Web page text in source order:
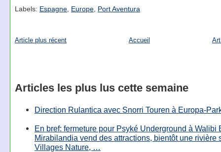
Labels: Espagne, Europe, Port Aventura
Article plus récent Accueil
Articles les plus lus cette semaine
Direction Rulantica avec Snorri Touren à Europa-
En bref: fermeture pour Psyké Underground à Walibi
Mirabilandia vend des attractions, bientôt une rivière
Villages Nature, …